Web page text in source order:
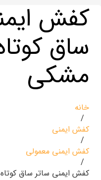
کفش
ساق
مشکی
خانه
/
کفش ایمنی
/
کفش ایمنی معمولی
/
کفش ایمنی ساتر ساق